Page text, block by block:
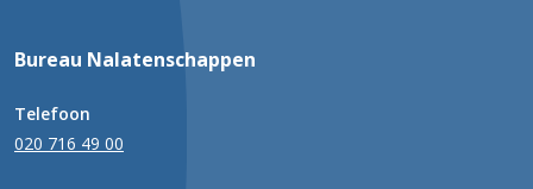
Bureau Nalatenschappen
Telefoon
020 716 49 00